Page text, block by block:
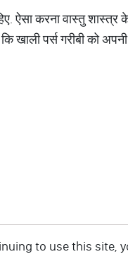
ऐसा करना वास्तु
खाली पर्स गरीबी को
to use this site,